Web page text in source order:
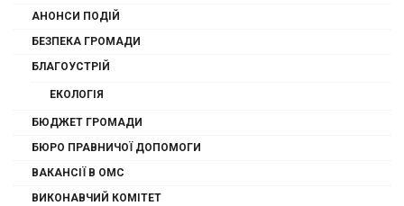
АНОНСИ ПОДІЙ
БЕЗПЕКА ГРОМАДИ
БЛАГОУСТРІЙ
ЕКОЛОГІЯ
БЮДЖЕТ ГРОМАДИ
БЮРО ПРАВНИЧОЇ ДОПОМОГИ
ВАКАНСІЇ В ОМС
ВИКОНАВЧИЙ КОМІТЕТ